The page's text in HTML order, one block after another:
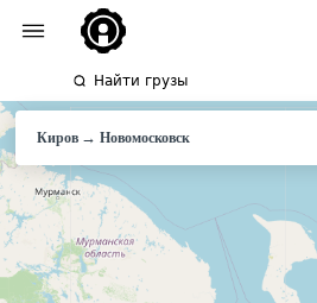
Найти грузы
Киров→Новомосковск